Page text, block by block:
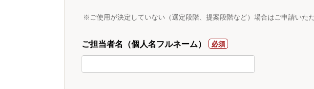
※ご使用が決定していない（選定段階、提案段階など）場合はご申請いただ
ご担当者名（個人名フルネーム）